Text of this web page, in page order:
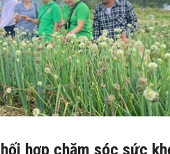
hợp chăm sóc sức